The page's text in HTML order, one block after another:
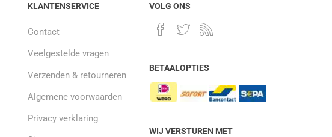
KLANTENSERVICE
Contact
Veelgestelde vragen
Verzenden & retourneren
Algemene voorwaarden
Privacy verklaring
VOLG ONS
BETAALOPTIES
WIJ VERSTUREN MET